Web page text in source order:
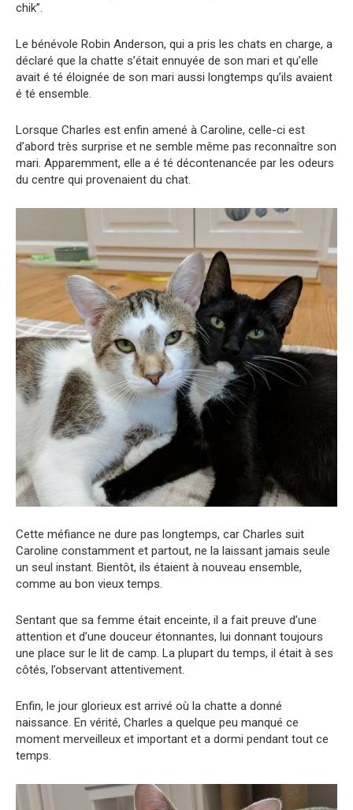
chik”.
Le bénévole Robin Anderson, qui a pris les chats en charge, a
déclaré que la chatte s’était ennuyée de son mari et qu’elle
avait é té éloignée de son mari aussi longtemps qu’ils avaient
é té ensemble.
Lorsque Charles est enfin amené à Caroline, celle-ci est
d’abord très surprise et ne semble même pas reconnaître son
mari. Apparemment, elle a é té décontenancée par les odeurs
du centre qui provenaient du chat.
Cette méfiance ne dure pas longtemps, car Charles suit
Caroline constamment et partout, ne la laissant jamais seule
un seul instant. Bientôt, ils étaient à nouveau ensemble,
comme au bon vieux temps.
Sentant que sa femme était enceinte, il a fait preuve d’une
attention et d’une douceur étonnantes, lui donnant toujours
une place sur le lit de camp. La plupart du temps, il était à ses
côtés, l’observant attentivement.
Enfin, le jour glorieux est arrivé où la chatte a donné
naissance. En vérité, Charles a quelque peu manqué ce
moment merveilleux et important et a dormi pendant tout ce
temps.